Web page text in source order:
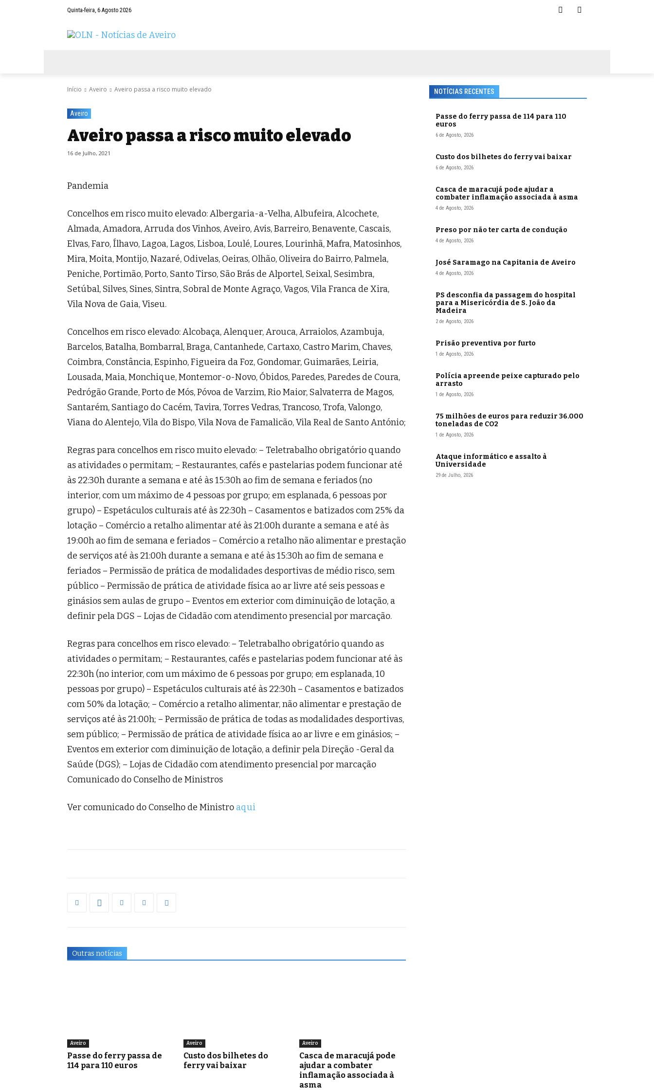
Quinta-feira, 6 Agosto 2026
Início Aveiro Aveiro passa a risco muito elevado
Aveiro
Aveiro passa a risco muito elevado
16 de Julho, 2021
Pandemia
Concelhos em risco muito elevado: Albergaria-a-Velha, Albufeira, Alcochete,
Almada, Amadora, Arruda dos Vinhos, Aveiro, Avis, Barreiro, Benavente, Cascais,
Elvas, Faro, Ílhavo, Lagoa, Lagos, Lisboa, Loulé, Loures, Lourinhã, Mafra, Matosinhos,
Mira, Moita, Montijo, Nazaré, Odivelas, Oeiras, Olhão, Oliveira do Bairro, Palmela,
Peniche, Portimão, Porto, Santo Tirso, São Brás de Alportel, Seixal, Sesimbra,
Setúbal, Silves, Sines, Sintra, Sobral de Monte Agraço, Vagos, Vila Franca de Xira,
Vila Nova de Gaia, Viseu.
Concelhos em risco elevado: Alcobaça, Alenquer, Arouca, Arraiolos, Azambuja,
Barcelos, Batalha, Bombarral, Braga, Cantanhede, Cartaxo, Castro Marim, Chaves,
Coimbra, Constância, Espinho, Figueira da Foz, Gondomar, Guimarães, Leiria,
Lousada, Maia, Monchique, Montemor-o-Novo, Óbidos, Paredes, Paredes de Coura,
Pedrógão Grande, Porto de Mós, Póvoa de Varzim, Rio Maior, Salvaterra de Magos,
Santarém, Santiago do Cacém, Tavira, Torres Vedras, Trancoso, Trofa, Valongo,
Viana do Alentejo, Vila do Bispo, Vila Nova de Famalicão, Vila Real de Santo António;
Regras para concelhos em risco muito elevado: – Teletrabalho obrigatório quando
as atividades o permitam; – Restaurantes, cafés e pastelarias podem funcionar até
às 22:30h durante a semana e até às 15:30h ao fim de semana e feriados (no
interior, com um máximo de 4 pessoas por grupo; em esplanada, 6 pessoas por
grupo) – Espetáculos culturais até às 22:30h – Casamentos e batizados com 25% da
lotação – Comércio a retalho alimentar até às 21:00h durante a semana e até às
19:00h ao fim de semana e feriados – Comércio a retalho não alimentar e prestação
de serviços até às 21:00h durante a semana e até às 15:30h ao fim de semana e
feriados – Permissão de prática de modalidades desportivas de médio risco, sem
público – Permissão de prática de atividade física ao ar livre até seis pessoas e
ginásios sem aulas de grupo – Eventos em exterior com diminuição de lotação, a
definir pela DGS – Lojas de Cidadão com atendimento presencial por marcação.
Regras para concelhos em risco elevado: – Teletrabalho obrigatório quando as
atividades o permitam; – Restaurantes, cafés e pastelarias podem funcionar até às
22:30h (no interior, com um máximo de 6 pessoas por grupo; em esplanada, 10
pessoas por grupo) – Espetáculos culturais até às 22:30h – Casamentos e batizados
com 50% da lotação; – Comércio a retalho alimentar, não alimentar e prestação de
serviços até às 21:00h; – Permissão de prática de todas as modalidades desportivas,
sem público; – Permissão de prática de atividade física ao ar livre e em ginásios; –
Eventos em exterior com diminuição de lotação, a definir pela Direção -Geral da
Saúde (DGS); – Lojas de Cidadão com atendimento presencial por marcação
Comunicado do Conselho de Ministros
Ver comunicado do Conselho de Ministro aqui
Outras notícias
Aveiro
Passe do ferry passa de
114 para 110 euros
Aveiro
Custo dos bilhetes do
ferry vai baixar
Aveiro
Casca de maracujá pode
ajudar a combater
inflamação associada à
asma
NOTÍCIAS RECENTES
Passe do ferry passa de 114 para 110
euros
6 de Agosto, 2026
Custo dos bilhetes do ferry vai baixar
6 de Agosto, 2026
Casca de maracujá pode ajudar a
combater inflamação associada à asma
4 de Agosto, 2026
Preso por não ter carta de condução
4 de Agosto, 2026
José Saramago na Capitania de Aveiro
4 de Agosto, 2026
PS desconfia da passagem do hospital
para a Misericórdia de S. João da
Madeira
2 de Agosto, 2026
Prisão preventiva por furto
1 de Agosto, 2026
Polícia apreende peixe capturado pelo
arrasto
1 de Agosto, 2026
75 milhões de euros para reduzir 36.000
toneladas de CO2
1 de Agosto, 2026
Ataque informático e assalto à
Universidade
29 de Julho, 2026